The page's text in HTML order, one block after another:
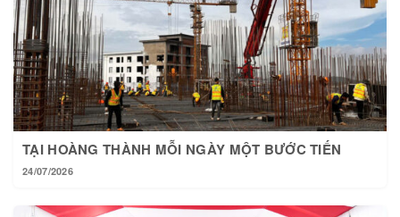
TẠI HOÀNG THÀNH MỖI NGÀY MỘT BƯỚC TIẾN
24/07/2026